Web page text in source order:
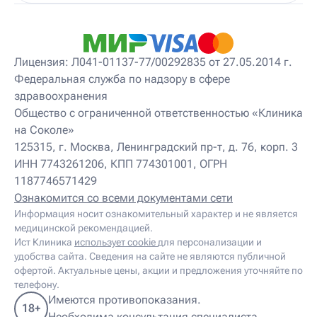
Детский невропатолог
Детский нейропсихолог
Детский нутрициолог
Детский ортопед
Детский остеопат
Детский отоневролог
Детский подиатр
Детский психолог
Детский психотерапевт
Детский реабилитолог
Детский ревматолог
Детский рефлексотерапевт
Детский сомнолог
Детский спортивный врач
Детский травматолог
Детский травматолог-ортопед
Детский физиотерапевт
Детский эндокринолог
Диабетолог
Лицензия: Л041-01137-77/00292835 от 27.05.2014 г.
Федеральная служба по надзору в сфере
здравоохранения
Общество с ограниченной ответственностью «Клиника
на Соколе»
125315, г. Москва, Ленинградский пр-т, д. 76, корп. 3
ИНН 7743261206, КПП 774301001, ОГРН
1187746571429
Ознакомится со всеми документами сети
Информация носит ознакомительный характер и не является
медицинской рекомендацией.
Ист Клиника использует cookie для персонализации и
удобства сайта. Сведения на сайте не являются публичной
офертой. Актуальные цены, акции и предложения уточняйте по
телефону.
Имеются противопоказания.
18+